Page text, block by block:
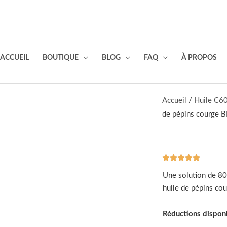
ACCUEIL BOUTIQUE BLOG FAQ À PROPOS
Accueil / Huile
de pépins courge

5
sur
Une solution de
huile de pépins
Réductions